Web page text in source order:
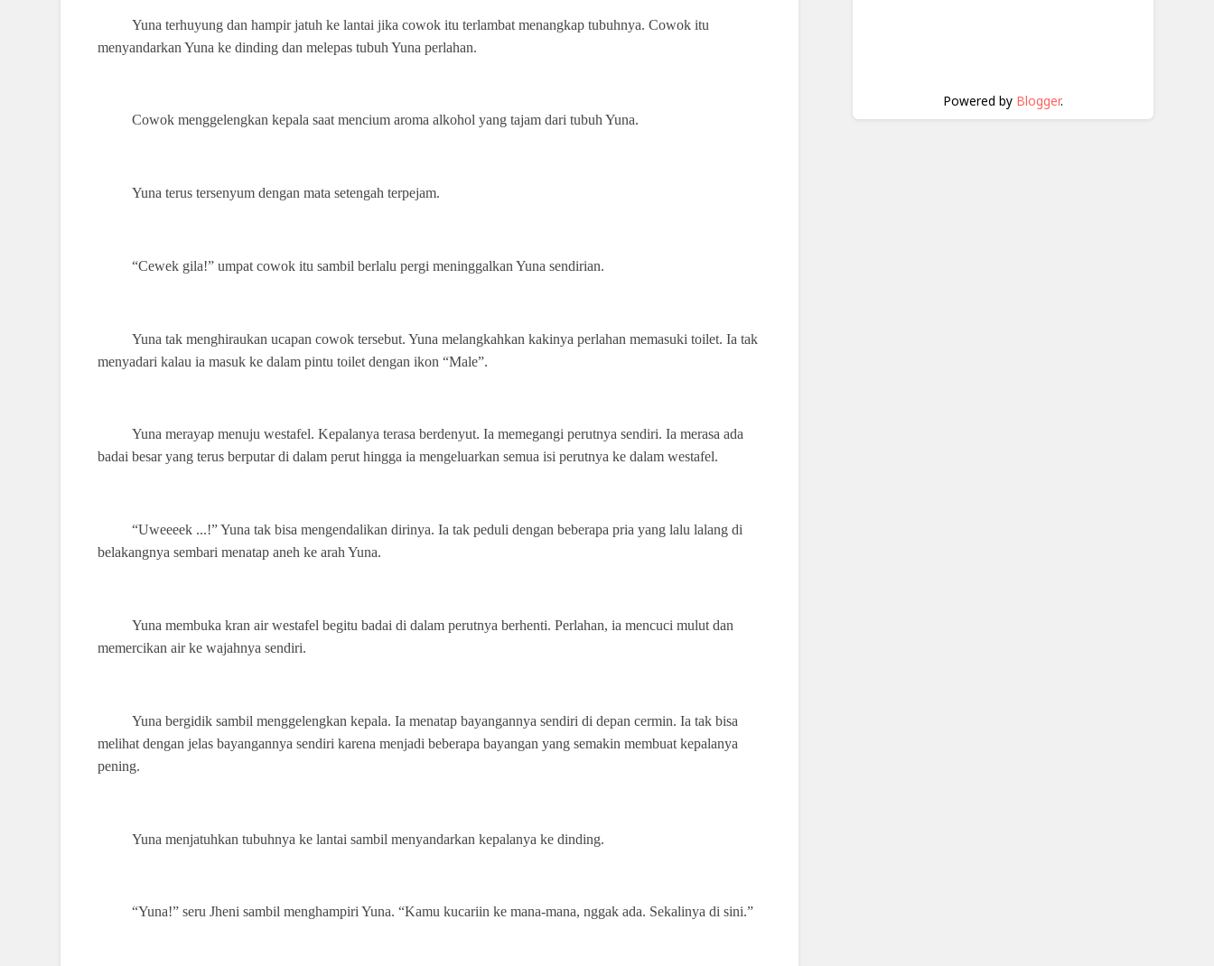
Yuna terhuyung dan hampir jatuh ke lantai jika cowok itu terlambat menangkap tubuhnya. Cowok itu
menyandarkan Yuna ke dinding dan melepas tubuh Yuna perlahan.
Cowok menggelengkan kepala saat mencium aroma alkohol yang tajam dari tubuh Yuna.
Yuna terus tersenyum dengan mata setengah terpejam.
“Cewek gila!” umpat cowok itu sambil berlalu pergi meninggalkan Yuna sendirian.
Yuna tak menghiraukan ucapan cowok tersebut. Yuna melangkahkan kakinya perlahan memasuki toilet. Ia tak
menyadari kalau ia masuk ke dalam pintu toilet dengan ikon “Male”.
Yuna merayap menuju westafel. Kepalanya terasa berdenyut. Ia memegangi perutnya sendiri. Ia merasa ada
badai besar yang terus berputar di dalam perut hingga ia mengeluarkan semua isi perutnya ke dalam westafel.
“Uweeeek ...!” Yuna tak bisa mengendalikan dirinya. Ia tak peduli dengan beberapa pria yang lalu lalang di
belakangnya sembari menatap aneh ke arah Yuna.
Yuna membuka kran air westafel begitu badai di dalam perutnya berhenti. Perlahan, ia mencuci mulut dan
memercikan air ke wajahnya sendiri.
Yuna bergidik sambil menggelengkan kepala. Ia menatap bayangannya sendiri di depan cermin. Ia tak bisa
melihat dengan jelas bayangannya sendiri karena menjadi beberapa bayangan yang semakin membuat kepalanya
pening.
Yuna menjatuhkan tubuhnya ke lantai sambil menyandarkan kepalanya ke dinding.
“Yuna!” seru Jheni sambil menghampiri Yuna. “Kamu kucariin ke mana-mana, nggak ada. Sekalinya di sini.”
Powered by Blogger.